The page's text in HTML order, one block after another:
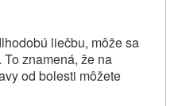
liečbu, môže sa
To znamená, že na
od bolesti môžete